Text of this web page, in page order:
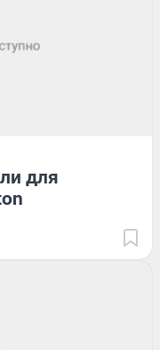
для